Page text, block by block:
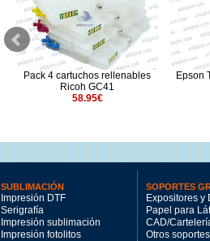
Pack 4 cartuchos rellenables
Ricoh GC41
58.95€
Epson
SUBLIMACIÓN
Impresión DTF
Serigrafía
Impresión sublimación
Impresión fotolitos
SOPORTES
Expositores y
Papel para
CAD/
Otros soportes